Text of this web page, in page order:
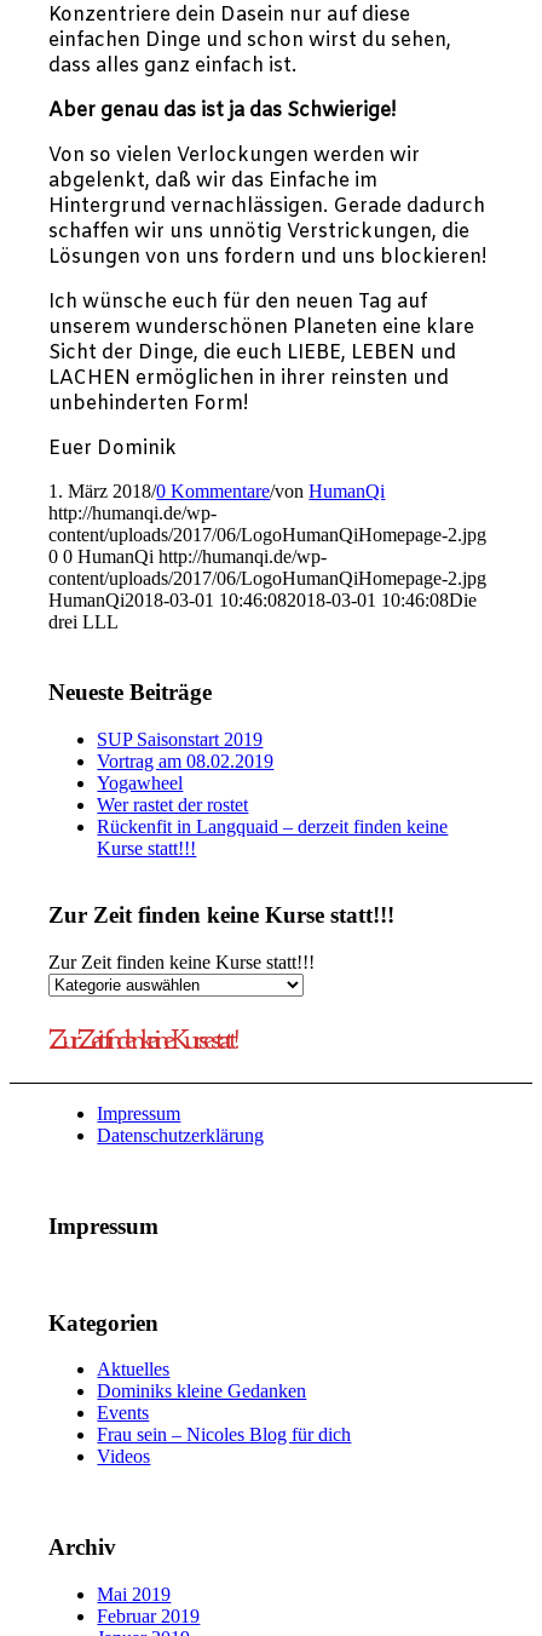
Konzentriere dein Dasein nur auf diese
einfachen Dinge und schon wirst du sehen,
dass alles ganz einfach ist.
Aber genau das ist ja das Schwierige!
Von so vielen Verlockungen werden wir
abgelenkt, daß wir das Einfache im
Hintergrund vernachlässigen. Gerade dadurch
schaffen wir uns unnötig Verstrickungen, die
Lösungen von uns fordern und uns blockieren!
Ich wünsche euch für den neuen Tag auf
unserem wunderschönen Planeten eine klare
Sicht der Dinge, die euch LIEBE, LEBEN und
LACHEN ermöglichen in ihrer reinsten und
unbehinderten Form!
Euer Dominik
1. März 2018/0 Kommentare/vonHumanQi
http://humanqi.de/wp-
content/uploads/2017/06/LogoHumanQiHomepage-2.jpg
0 0 HumanQi http://humanqi.de/wp-
content/uploads/2017/06/LogoHumanQiHomepage-2.jpg
HumanQi2018-03-01 10:46:082018-03-01 10:46:08Die
drei LLL
Neueste Beiträge
SUP Saisonstart 2019
Vortrag am 08.02.2019
Yogawheel
Wer rastet der rostet
Rückenfit in Langquaid – derzeit finden keine
Kurse statt!!!
Zur Zeit finden keine Kurse statt!!!
Zur Zeit finden keine Kurse statt!!!
Zur Zeit finden keine Kurse statt!
Impressum
Datenschutzerklärung
Impressum
Kategorien
Aktuelles
Dominiks kleine Gedanken
Events
Frau sein – Nicoles Blog für dich
Videos
Archiv
Mai 2019
Februar 2019